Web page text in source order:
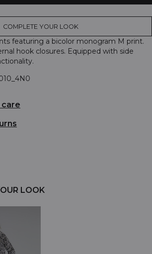
COMPLETE YOUR LOOK
featuring a bicolor monogram M print.
hook closures. Equipped with side
care
LOOK